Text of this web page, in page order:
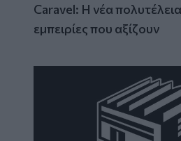
Caravel: Η νέα
εμπειρίες που αξίζουν